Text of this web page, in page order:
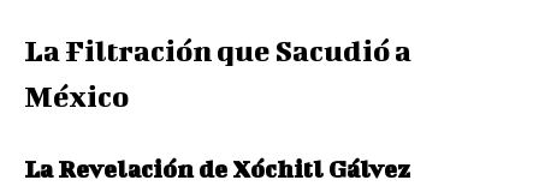
La Filtración que Sacudió a
México
La Revelación de Xóchitl Gálvez